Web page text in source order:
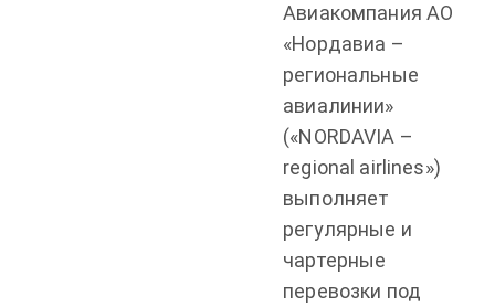
Авиакомпания АО
«Нордавиа –
региональные
авиалинии»
(«NORDAVIA –
regional airlines»)
выполняет
регулярные и
чартерные
перевозки под